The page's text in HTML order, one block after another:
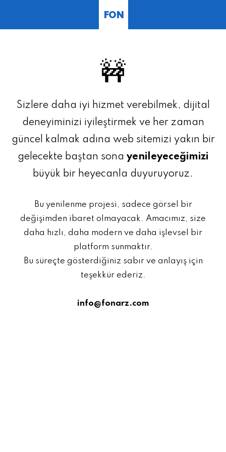
FON
🚧
Sizlere daha iyi hizmet verebilmek, dijital
deneyiminizi iyileştirmek ve her zaman
güncel kalmak adına web sitemizi yakın bir
gelecekte baştan sona yenileyeceğimizi
büyük bir heyecanla duyuruyoruz.
Bu yenilenme projesi, sadece görsel bir
değişimden ibaret olmayacak. Amacımız, size
daha hızlı, daha modern ve daha işlevsel bir
platform sunmaktır.
Bu süreçte gösterdiğiniz sabır ve anlayış için
teşekkür ederiz.
info@fonarz.com